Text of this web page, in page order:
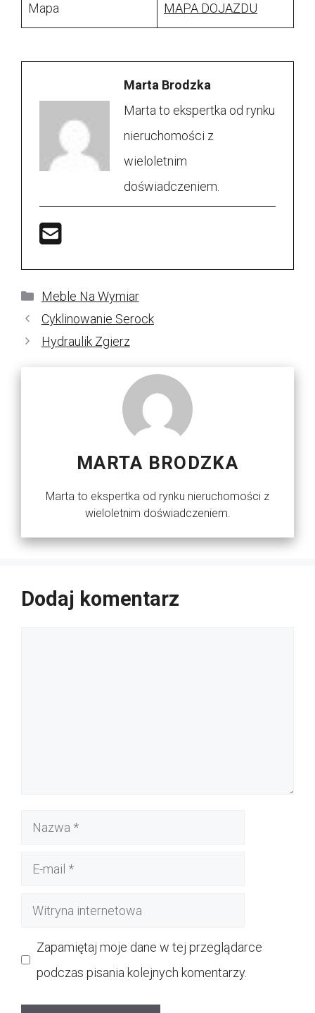
Mapa MAPA DOJAZDU
Marta Brodzka
Marta to ekspertka od rynku
nieruchomości z
wieloletnim
doświadczeniem.
Kategorie
Meble Na Wymiar
Cyklinowanie Serock
Hydraulik Zgierz
MARTA BRODZKA
Marta to ekspertka od rynku nieruchomości z
wieloletnim doświadczeniem.
Dodaj komentarz
Nazwa
Witryna
Zapamiętaj moje dane w tej przeglądarce
podczas pisania kolejnych komentarzy.